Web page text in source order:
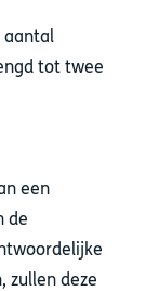
aantal
tot twee
een
de
zullen deze